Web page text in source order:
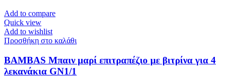
Add to compare
Quick view
Add to wishlist
Προσθήκη στο καλάθι
BAMBAS Μπαιν μαρί επιτραπέζιο με βιτρίνα για 4
λεκανάκια GN1/1